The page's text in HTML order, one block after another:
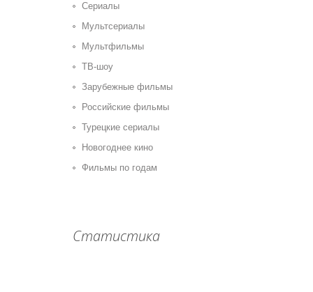
Сериалы
Мультсериалы
Мультфильмы
ТВ-шоу
Зарубежные фильмы
Российские фильмы
Турецкие сериалы
Новогоднее кино
Фильмы по годам
Статистика